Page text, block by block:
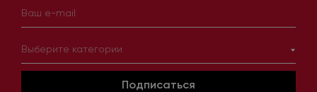
Выберите категории
Подписаться